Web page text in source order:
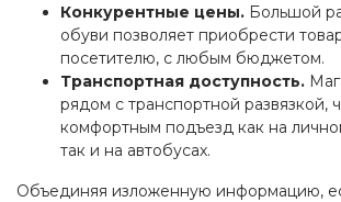
Конкурентные цены. Большой
обуви позволяет приобрести
посетителю, с любым бюджетом.
Транспортная доступность.
рядом с транспортной развязкой,
комфортным подъезд как на
так и на автобусах.
Объединяя изложенную информацию,